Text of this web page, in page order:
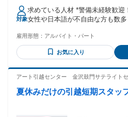
支払われる通勤・皆勤・家族手
払われるその他手当金額：なし *＼頑張り次第で日給17000円
のスタッフも✌各種手当充実↓／*
給！ ※交通費、各種手込の日給表記です。 *＜
+500円/日 ・隊長手当：+1,000
円/日 ・車両持込手当：+1,000円
対象
求めている人材 *警備未経験歓迎
女性や日本語が不自由な方も数
も多数在籍！シニアの方も応募可能♪ *⭐️ もちろん経験
ガッツリ優遇！* 交通誘導やイ
ら、即戦力として給料面でもし
雇用形態： アルバイト・パート
お気に入り
アート引越センター 金沢鼓門サテライト
夏休みだけの引越短期スタッ